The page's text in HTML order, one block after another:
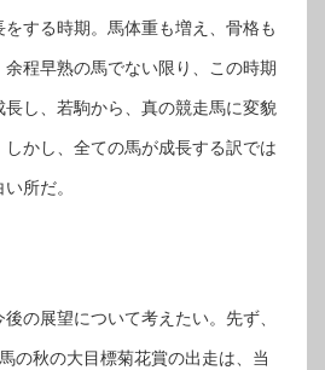
する時期。馬体重も増え、骨格も
余程早熟の馬でない限り、この時期
し、若駒から、真の競走馬に変貌
かし、全ての馬が成長する訳では
所だ。
の展望について考えたい。先ず、
の秋の大目標菊花賞の出走は、当